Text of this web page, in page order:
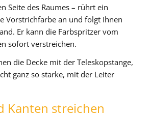
Seite des Raumes – rührt ein
Vorstrichfarbe an und folgt Ihnen
Er kann die Farbspritzer vom
sofort verstreichen.
die Decke mit der Teleskopstange,
ganz so starke, mit der Leiter
Kanten streichen